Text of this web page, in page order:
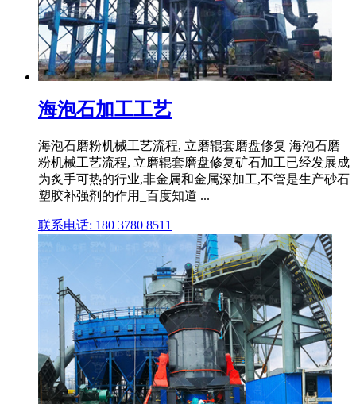
海泡石加工工艺
海泡石磨粉机械工艺流程, 立磨辊套磨盘修复 海泡石磨
粉机械工艺流程, 立磨辊套磨盘修复矿石加工已经发展成
为炙手可热的行业,非金属和金属深加工,不管是生产砂石
塑胶补强剂的作用_百度知道 ...
联系电话: 180 3780 8511